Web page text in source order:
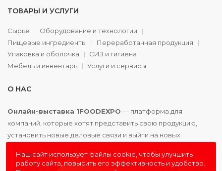
ТОВАРЫ И УСЛУГИ
Сырье
Оборудование и технологии
Пищевые ингредиенты
Переработанная продукция
Упаковка и оболочка
СИЗ и гигиена
Мебель и инвентарь
Услуги и сервисы
О НАС
Онлайн-выставка 1FOODEXPO — платформа для
компаний, которые хотят представить свою продукцию,
установить новые деловые связи и выйти на новых
Наш сайт использует файлы cookie, чтобы улучшить
работу сайта, повысить его эффективность и удобство.